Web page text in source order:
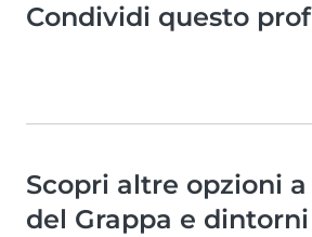
Condividi questo
Scopri altre opzioni a
del Grappa e dintorni